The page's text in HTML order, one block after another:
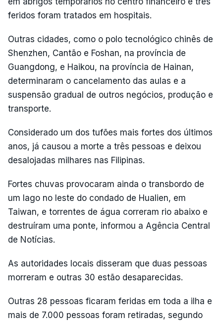
feridos foram tratados em hospitais.
Outras cidades, como o polo tecnológico chinês de
Shenzhen, Cantão e Foshan, na província de
Guangdong, e Haikou, na província de Hainan,
determinaram o cancelamento das aulas e a
suspensão gradual de outros negócios, produção e
transporte.
Considerado um dos tufões mais fortes dos últimos
anos, já causou a morte a três pessoas e deixou
desalojadas milhares nas Filipinas.
Fortes chuvas provocaram ainda o transbordo de
um lago no leste do condado de Hualien, em
Taiwan, e torrentes de água correram rio abaixo e
destruíram uma ponte, informou a Agência Central
de Notícias.
As autoridades locais disseram que duas pessoas
morreram e outras 30 estão desaparecidas.
Outras 28 pessoas ficaram feridas em toda a ilha e
mais de 7.000 pessoas foram retiradas, segundo